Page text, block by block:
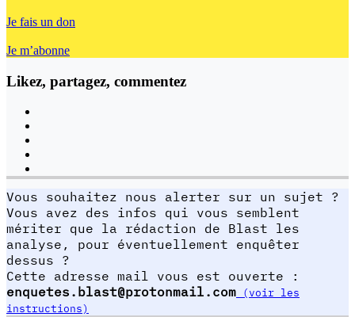
Je fais un don
Je m’abonne
Likez, partagez, commentez
Vous souhaitez nous alerter sur un sujet ?
Vous avez des infos qui vous semblent
mériter que la rédaction de Blast les
analyse, pour éventuellement enquêter
dessus ?
Cette adresse mail vous est ouverte :
enquetes.blast@protonmail.com (voir les
instructions)